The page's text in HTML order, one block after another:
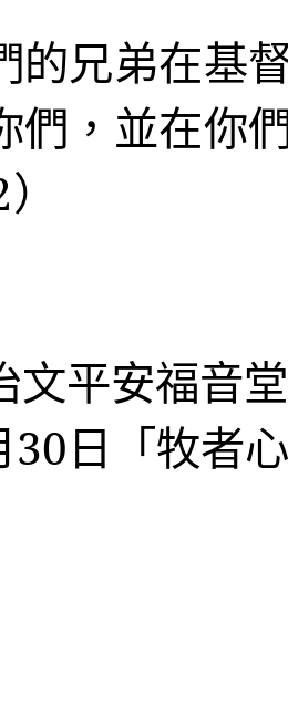
的兄弟在基
們，並在你
）
文平安福音
30日「牧者